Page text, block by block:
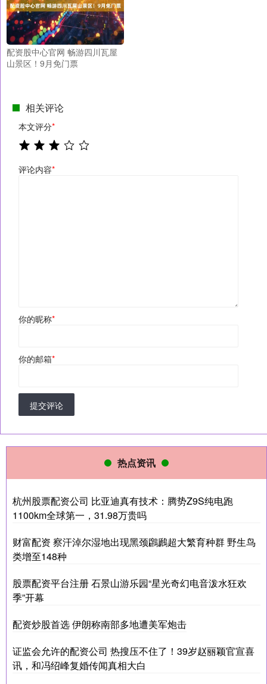
配资股中心官网 畅游四川瓦屋
山景区！9月免门票
相关评论
本文评分*
评论内容*
你的昵称*
你的邮箱*
提交评论
热点资讯
杭州股票配资公司 比亚迪真有技术：腾势Z9S纯电跑
1100km全球第一，31.98万贵吗
财富配资 察汗淖尔湿地出现黑颈鸊鷉超大繁育种群 野生鸟
类增至148种
股票配资平台注册 石景山游乐园“星光奇幻电音泼水狂欢
季”开幕
配资炒股首选 伊朗称南部多地遭美军炮击
证监会允许的配资公司 热搜压不住了！39岁赵丽颖官宣喜
讯，和冯绍峰复婚传闻真相大白